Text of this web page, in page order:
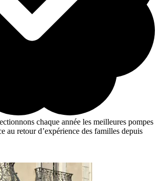
chaque année les meilleures pompes
au retour d’expérience des familles depuis